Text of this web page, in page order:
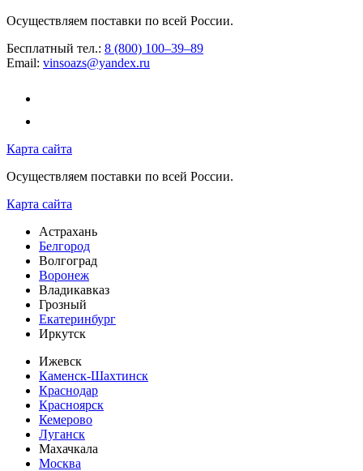
Осуществляем поставки по всей России.
Бесплатный тел.: 8 (800) 100–39–89
Email: vinsoazs@yandex.ru
Карта сайта
Осуществляем поставки по всей России.
Карта сайта
Астрахань
Белгород
Волгоград
Воронеж
Владикавказ
Грозный
Екатеринбург
Иркутск
Ижевск
Каменск-Шахтинск
Краснодар
Красноярск
Кемерово
Луганск
Махачкала
Москва